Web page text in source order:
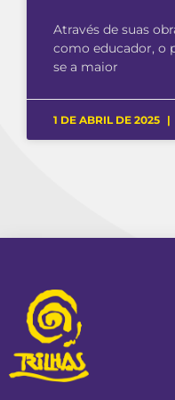
Através de suas
como educador, o
se a maior
1 DE ABRIL DE 2025